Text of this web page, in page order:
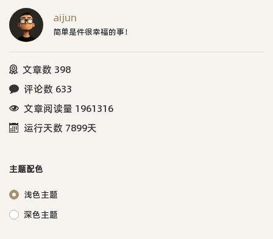
aijun
简单是件很幸福的事！
文章数 398
评论数 633
文章阅读量 1961316
运行天数 7899天
主题配色
浅色主题
深色主题